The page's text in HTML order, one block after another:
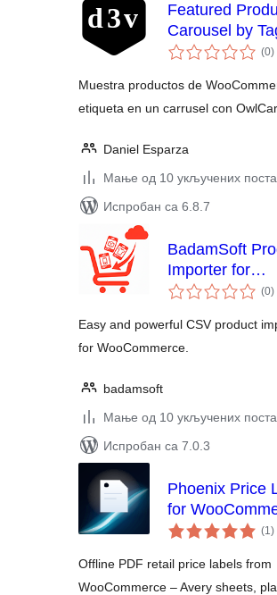
Featured
Carousel by
(0)
Muestra productos de
etiqueta en un carrusel con
Daniel Esparza
Мање од 10 укључених
Испробан са 6.8.7
BadamSoft
Importer for
WooCommerce
(0)
Easy and powerful CSV product
for WooCommerce.
badamsoft
Мање од 10 укључених
Испробан са 7.0.3
Phoenix Price
for
(1)
Offline PDF retail price labels from
WooCommerce – Avery sheets,